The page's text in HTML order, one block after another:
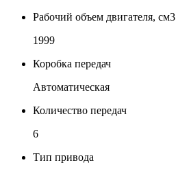
Рабочий объем двигателя, см3
1999
Коробка передач
Автоматическая
Количество передач
6
Тип привода